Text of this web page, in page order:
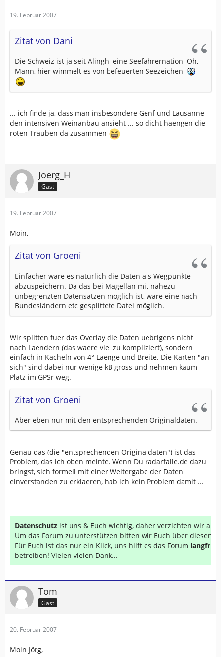
19. Februar 2007
Zitat von Dani
Die Schweiz ist ja seit Alinghi eine Seefahrernation: Oh,
Mann, hier wimmelt es von befeuerten Seezeichen!
... ich finde ja, dass man insbesondere Genf und Lausanne
den intensiven Weinanbau ansieht ... so dicht haengen die
roten Trauben da zusammen
Joerg_H
Gast
19. Februar 2007
Moin,
Zitat von Groeni
Einfacher wäre es natürlich die Daten als Wegpunkte
abzuspeichern. Da das bei Magellan mit nahezu
unbegrenzten Datensätzen möglich ist, wäre eine nach
Bundesländern etc gesplittete Datei möglich.
Wir splitten fuer das Overlay die Daten uebrigens nicht
nach Laendern (das waere viel zu kompliziert), sondern
einfach in Kacheln von 4° Laenge und Breite. Die Karten "an
sich" sind dabei nur wenige kB gross und nehmen kaum
Platz im GPSr weg.
Zitat von Groeni
Aber eben nur mit den entsprechenden Originaldaten.
Genau das (die "entsprechenden Originaldaten") ist das
Problem, das ich oben meinte. Wenn Du radarfalle.de dazu
bringst, sich formell mit einer Weitergabe der Daten
einverstanden zu erklaeren, hab ich kein Problem damit ...
Datenschutz ist uns & Euch wichtig, daher verzichten wir auf
Um das Forum zu unterstützen bitten wir Euch über diesen
Für Euch ist das nur ein Klick, uns hilft es das Forum
betreiben! Vielen vielen Dank...
Tom
Gast
20. Februar 2007
Moin Jörg,